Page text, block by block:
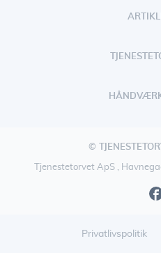
©
Tjenestetorvet ApS ,
Privatlivspolitik